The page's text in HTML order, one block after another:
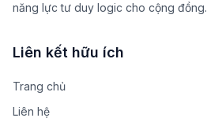
năng lực tư duy logic cho cộng đồng.
Liên kết hữu ích
Trang chủ
Liên hệ